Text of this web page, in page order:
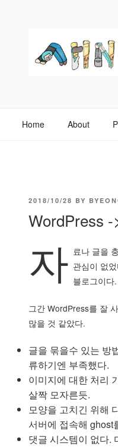
Home About
POSTED
ON
2018/10/28 BY
WordPress
자 료나 글을
관심이 없
블로그이다
그간 WordPress를 잘
많을 것 같았다.
글을 묶을수 있는 방
류하기엔 부족했다.
이미지에 대한 처리
살짝 모자른듯.
모양을 고치긴 위해
서버에 접속해 ghost
댓글 시스템이 없다.